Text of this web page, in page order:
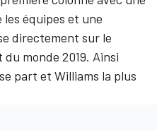
équipes et une
directement sur le
monde 2019. Ainsi
part et Williams la plus